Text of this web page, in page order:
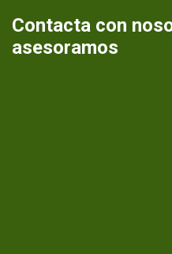
Contacta con
asesoramos